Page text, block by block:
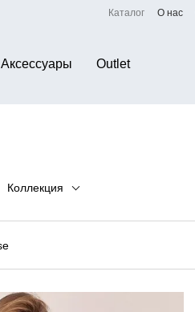
Каталог О нас
Аксессуары Outlet
Коллекция